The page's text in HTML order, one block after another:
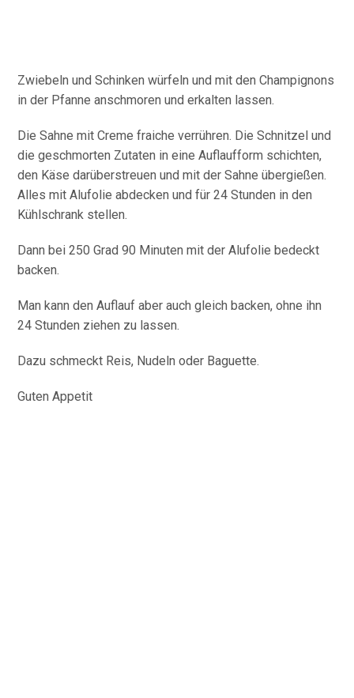
Zwiebeln und Schinken würfeln und mit den Champignons
in der Pfanne anschmoren und erkalten lassen.
Die Sahne mit Creme fraiche verrühren. Die Schnitzel und
die geschmorten Zutaten in eine Auflaufform schichten,
den Käse darüberstreuen und mit der Sahne übergießen.
Alles mit Alufolie abdecken und für 24 Stunden in den
Kühlschrank stellen.
Dann bei 250 Grad 90 Minuten mit der Alufolie bedeckt
backen.
Man kann den Auflauf aber auch gleich backen, ohne ihn
24 Stunden ziehen zu lassen.
Dazu schmeckt Reis, Nudeln oder Baguette.
Guten Appetit